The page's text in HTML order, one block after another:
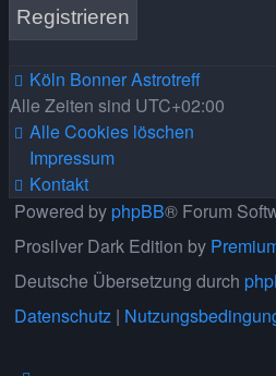
Registrieren
Köln Bonner Astrotreff
Alle Zeiten sind UTC+02:00
Alle Cookies löschen
Impressum
Kontakt
Powered byphpBB® Forum
Prosilver Dark Edition by
Deutsche Übersetzung durch
Datenschutz |